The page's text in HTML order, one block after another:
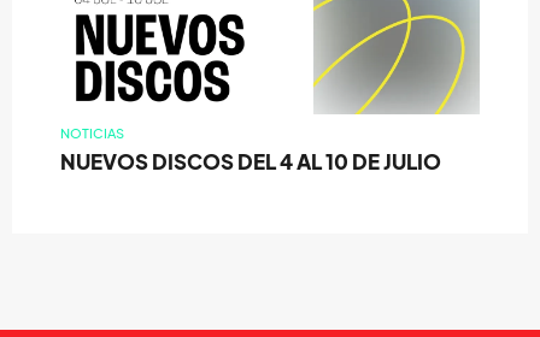
NOTICIAS
NUEVOS DISCOS DEL 4 AL 10 DE JULIO